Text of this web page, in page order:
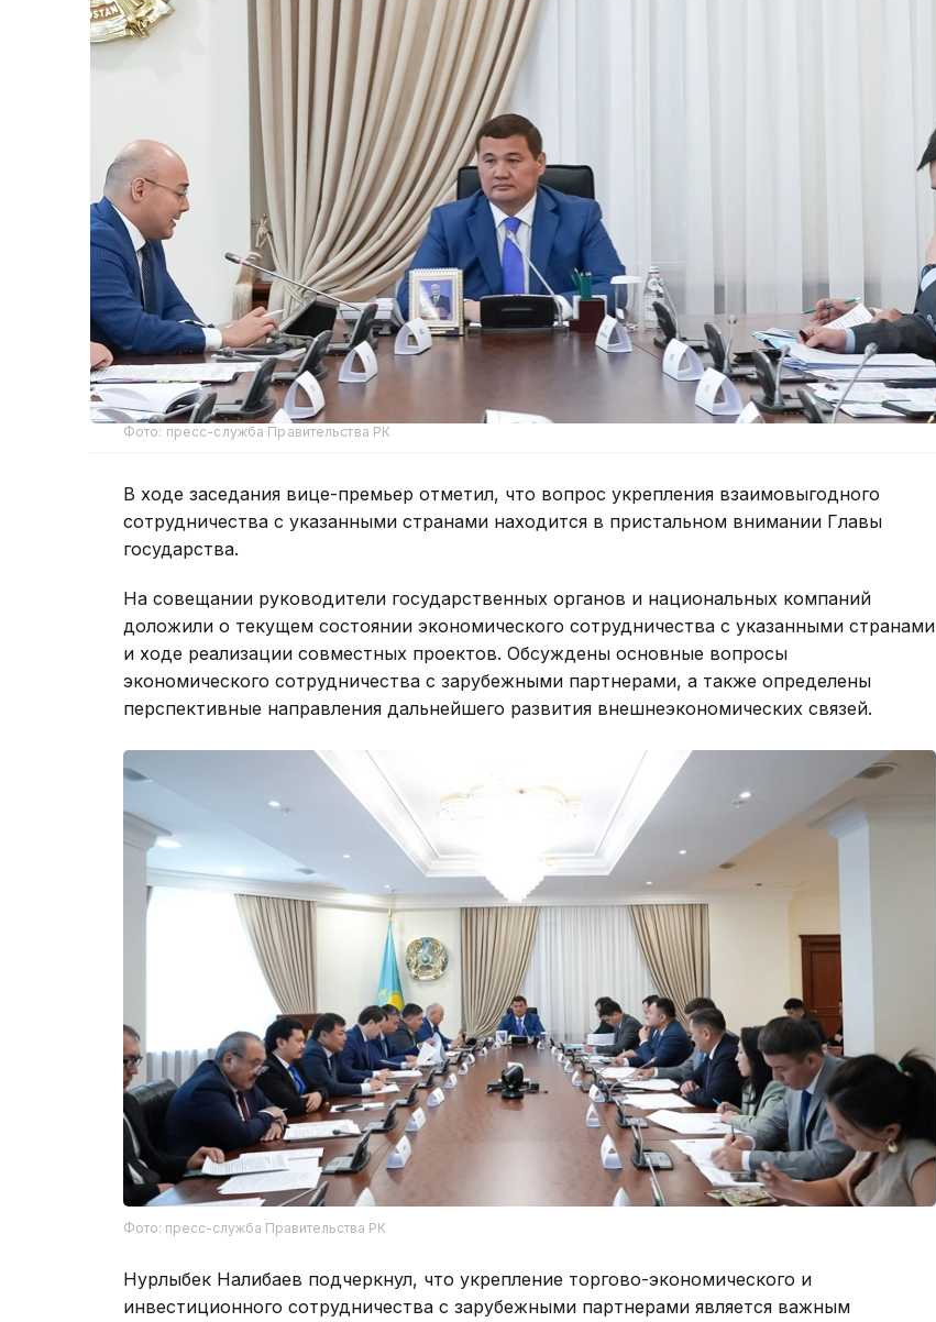
Фото: пресс-служба Правительства РК
В ходе заседания вице-премьер отметил, что вопрос укрепления взаимовыгодного
сотрудничества с указанными странами находится в пристальном внимании Главы
государства.
На совещании руководители государственных органов и национальных компаний
доложили о текущем состоянии экономического сотрудничества с указанными странами
и ходе реализации совместных проектов. Обсуждены основные вопросы
экономического сотрудничества с зарубежными партнерами, а также определены
перспективные направления дальнейшего развития внешнеэкономических связей.
Фото: пресс-служба Правительства РК
Нурлыбек Налибаев подчеркнул, что укрепление торгово-экономического и
инвестиционного сотрудничества с зарубежными партнерами является важным